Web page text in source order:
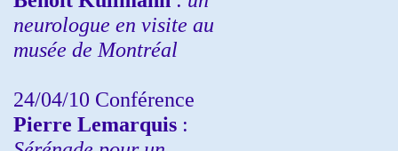
neurologue en visite au
musée de Montréal
24/04/10 Conférence
Pierre Lemarquis :